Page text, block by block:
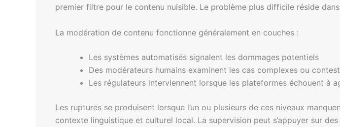
premier filtre pour le contenu nuisible. Le problème plus difficile réside
La modération de contenu fonctionne généralement en couches :
Les systèmes automatisés signalent les dommages potentiels
Des modérateurs humains examinent les cas complexes ou
Les régulateurs interviennent lorsque les plateformes échouent à
Les ruptures se produisent lorsque l’un ou plusieurs de ces niveaux
contexte linguistique et culturel local. La supervision peut s’appuyer sur